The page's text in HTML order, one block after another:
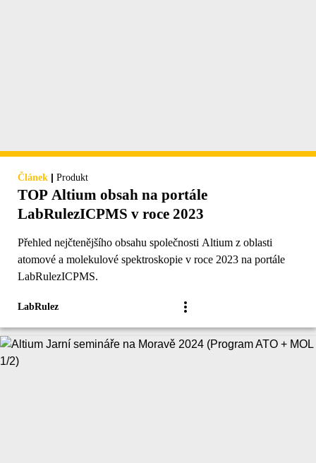
Článek | Produkt
TOP Altium obsah na portále
LabRulezICPMS v roce 2023
Přehled nejčtenějšího obsahu společnosti Altium z oblasti
atomové a molekulové spektroskopie v roce 2023 na portále
LabRulezICPMS.
LabRulez